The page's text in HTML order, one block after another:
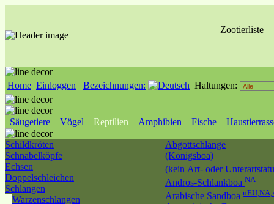
Zootierliste
Home Einloggen Bezeichnungen: Haltungen:
Säugetiere Vögel Reptilien Amphibien Fische
Schildkröten
Schnabelköpfe
Echsen
Doppelschleichen
Schlangen
Warzenschlangen
Abgottschlange
(Königsboa)
(kein Art- oder
Andros-Schlankboa NA
Arabische Sandboa